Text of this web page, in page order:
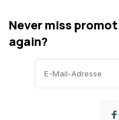
Never miss
again?